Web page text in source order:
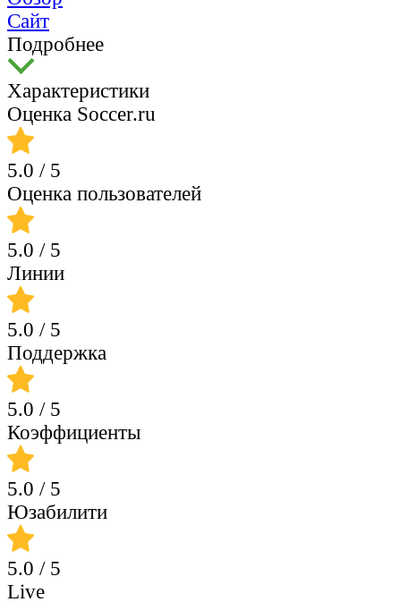
Сайт
Подробнее
Характеристики
Оценка Soccer.ru
5.0 / 5
Оценка пользователей
5.0 / 5
Линии
5.0 / 5
Поддержка
5.0 / 5
Коэффициенты
5.0 / 5
Юзабилити
5.0 / 5
Live